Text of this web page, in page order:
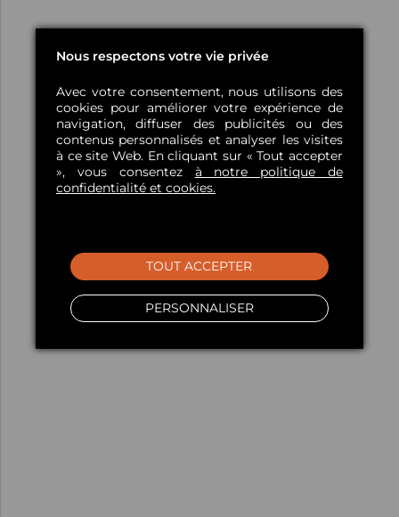
Nous respectons votre vie privée
Avec votre consentement, nous utilisons des
cookies pour améliorer votre expérience de
navigation, diffuser des publicités ou des
contenus personnalisés et analyser les visites
à ce site Web. En cliquant sur « Tout accepter
», vous consentez à notre politique de
confidentialité et cookies.
PERSONNALISER
TOUT ACCEPTER